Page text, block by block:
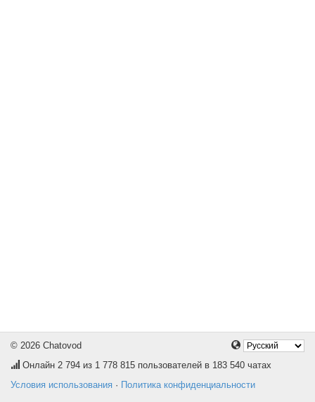
© 2026 Chatovod
Онлайн 2 794 из 1 778 815 пользователей в 183 540 чатах
Условия использования · Политика конфиденциальности